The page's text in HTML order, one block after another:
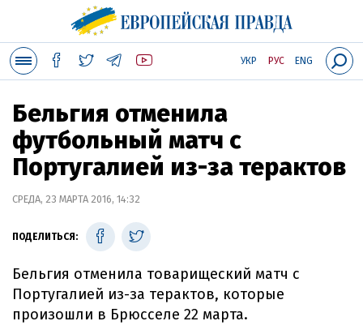
УКР РУС ENG
Бельгия отменила
футбольный матч с
Португалией из-за терактов
СРЕДА, 23 МАРТА 2016, 14:32
ПОДЕЛИТЬСЯ:
Бельгия отменила товарищеский матч с
Португалией из-за терактов, которые
произошли в Брюсселе 22 марта.